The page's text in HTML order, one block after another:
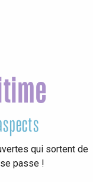
qui sortent de
se passe !